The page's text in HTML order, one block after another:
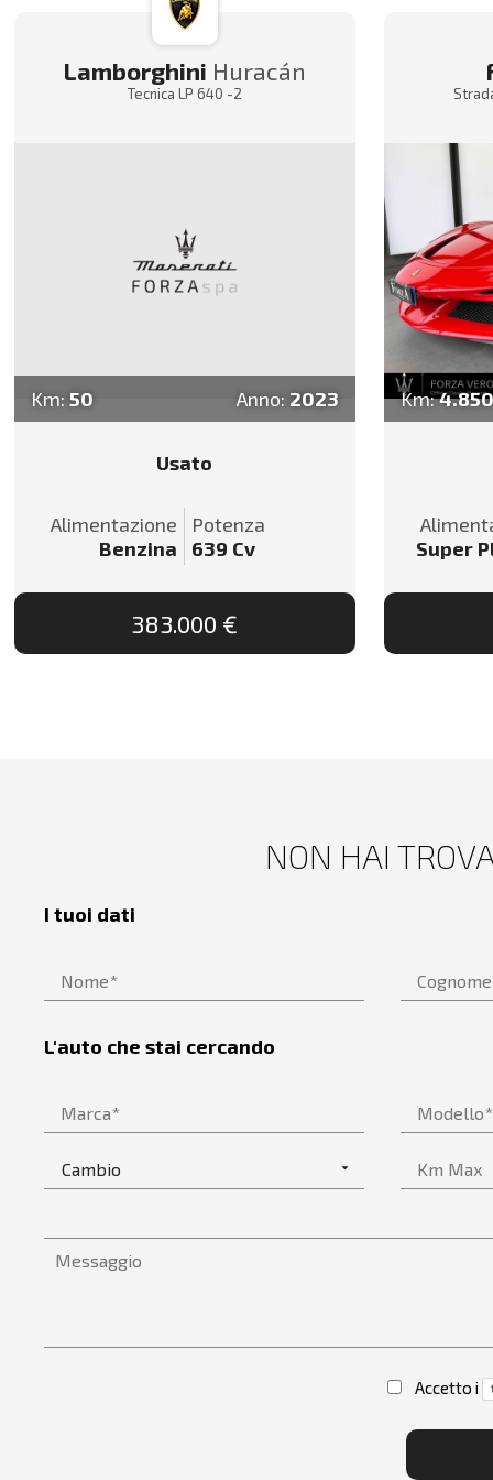
Lamborghini Huracán
Tecnica LP 640 -2
Km:50 Anno: 2023
Usato
Alimentazione
Benzina
Potenza
639 Cv
383.000 €
Km:
Super
NON HAI
I tuoi dati
L'auto che stai cercando
Accetto i